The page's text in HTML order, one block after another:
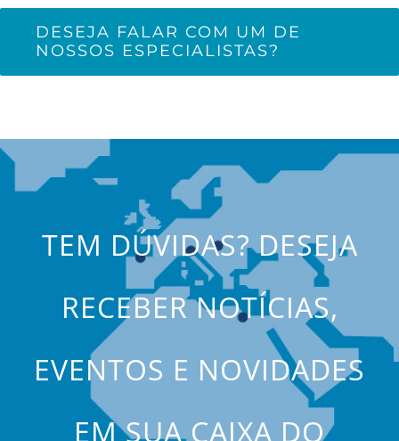
DESEJA FALAR COM UM DE
NOSSOS ESPECIALISTAS?
TEM DÚVIDAS? DESEJA
RECEBER NOTÍCIAS,
EVENTOS E NOVIDADES
EM SUA CAIXA DO